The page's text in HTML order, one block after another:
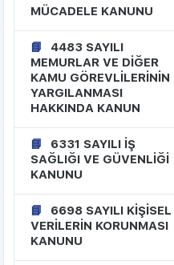
MÜCADELE KANUNU
4483 SAYILI
MEMURLAR VE DİĞER
KAMU GÖREVLİLERİNİN
YARGILANMASI
HAKKINDA KANUN
6331 SAYILI İŞ
SAĞLIĞI VE GÜVENLİĞİ
KANUNU
6698 SAYILI KİŞİSEL
VERİLERİN KORUNMASI
KANUNU